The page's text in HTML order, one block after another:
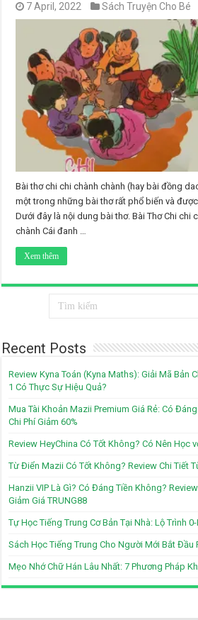
7 April, 2022 Sách Truyện Cho Bé
Bài thơ chi chi chành chành (hay bài đồng
một trong những bài thơ rất phổ biến và
Dưới đây là nội dung bài thơ. Bài Thơ Chi chi
chành Cái đanh …
Xem thêm
Recent Posts
Review Kyna Toán (Kyna Maths): Giải Mã Bản
1 Có Thực Sự Hiệu Quả?
Mua Tài Khoản Mazii Premium Giá Rẻ: Có
Chi Phí Giảm 60%
Review HeyChina Có Tốt Không? Có Nên Học
Từ Điển Mazii Có Tốt Không? Review Chi Tiết
Hanzii VIP Là Gì? Có Đáng Tiền Không?
Giảm Giá TRUNG88
Tự Học Tiếng Trung Cơ Bản Tại Nhà: Lộ Trình
Sách Học Tiếng Trung Cho Người Mới Bắt Đầu
Mẹo Nhớ Chữ Hán Lâu Nhất: 7 Phương Pháp